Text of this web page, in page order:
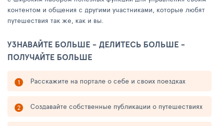
контентом и общения с другими участниками, которые любят
путешествия так же, как и вы.
УЗНАВАЙТЕ БОЛЬШЕ - ДЕЛИТЕСЬ БОЛЬШЕ -
ПОЛУЧАЙТЕ БОЛЬШЕ
Расскажите на портале о себе и своих поездках
Создавайте собственные публикации о путешествиях